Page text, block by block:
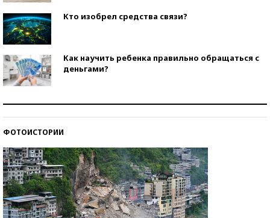
Кто изобрел средства связи?
Как научить ребенка правильно обращаться с
деньгами?
ФОТОИСТОРИИ